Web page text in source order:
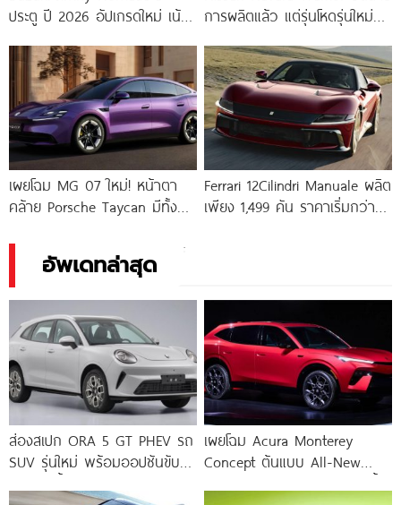
ประตู ปี 2026 อัปเกรดใหม่ เน้น
ซื้อ
การผลิตแล้ว แต่รุ่นโหดรุ่นใหม่
เผยโฉม MG 07 ใหม่! หน้าตา
คล้าย Porsche Taycan มีทั้ง
Ferrari 12Cilindri Manuale ผลิต
เพียง 1,499 คัน ราคาเริ่มกว่า
อัพเดทล่าสุด
ส่องสเปก ORA 5 GT PHEV รถ
SUV รุ่นใหม่ พร้อมออปชันขับขี่
เผยโฉม Acura Monterey
Concept ต้นแบบ All-New